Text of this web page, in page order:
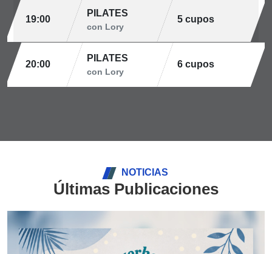
19:00
PILATES
con Lory
5 cupos
20:00
PILATES
con Lory
6 cupos
NOTICIAS
Últimas Publicaciones